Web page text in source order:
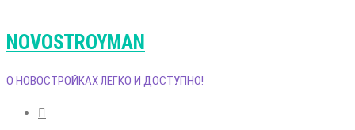
NOVOSTROYMAN
О НОВОСТРОЙКАХ ЛЕГКО И ДОСТУПНО!